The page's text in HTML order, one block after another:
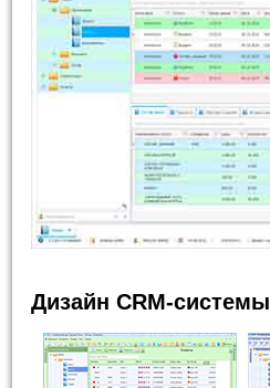
Дизайн CRM-системы